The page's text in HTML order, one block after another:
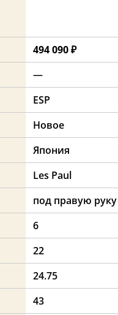
494 090 ₽
—
ESP
Новое
Япония
Les Paul
под правую руку
6
22
24.75
43